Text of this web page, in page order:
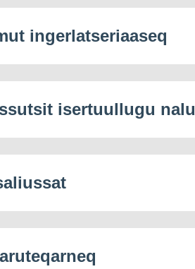
ingerlatseriaaseq
isertuullugu